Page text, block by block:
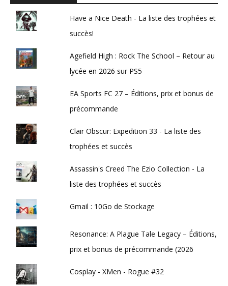
Have a Nice Death - La liste des trophées et
succès!
Agefield High : Rock The School – Retour au
lycée en 2026 sur PS5
EA Sports FC 27 – Éditions, prix et bonus de
précommande
Clair Obscur: Expedition 33 - La liste des
trophées et succès
Assassin's Creed The Ezio Collection - La
liste des trophées et succès
Gmail : 10Go de Stockage
Resonance: A Plague Tale Legacy – Éditions,
prix et bonus de précommande (2026
Cosplay - XMen - Rogue #32